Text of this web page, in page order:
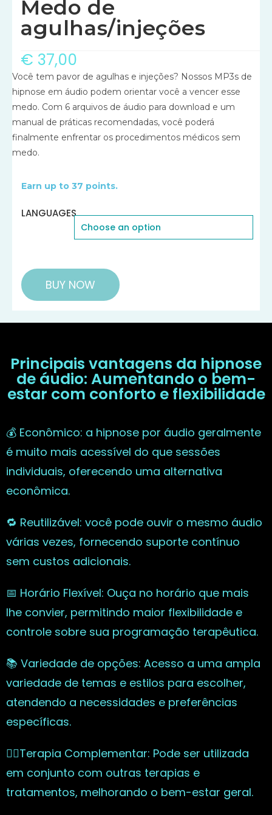
Medo de
agulhas/injeções
€ 37,00
Você tem pavor de agulhas e injeções? Nossos MP3s de
hipnose em áudio podem orientar você a vencer esse
medo. Com 6 arquivos de áudio para download e um
manual de práticas recomendadas, você poderá
finalmente enfrentar os procedimentos médicos sem
medo.
Earn up to 37 points.
LANGUAGES
BUY NOW
Principais vantagens da hipnose
de áudio: Aumentando o bem-
estar com conforto e flexibilidade
💰 Econômico: a hipnose por áudio geralmente
é muito mais acessível do que sessões
individuais, oferecendo uma alternativa
econômica.
🔁 Reutilizável: você pode ouvir o mesmo áudio
várias vezes, fornecendo suporte contínuo
sem custos adicionais.
📅 Horário Flexível: Ouça no horário que mais
lhe convier, permitindo maior flexibilidade e
controle sobre sua programação terapêutica.
📚 Variedade de opções: Acesso a uma ampla
variedade de temas e estilos para escolher,
atendendo a necessidades e preferências
específicas.
🧘‍♀️Terapia Complementar: Pode ser utilizada
em conjunto com outras terapias e
tratamentos, melhorando o bem-estar geral.